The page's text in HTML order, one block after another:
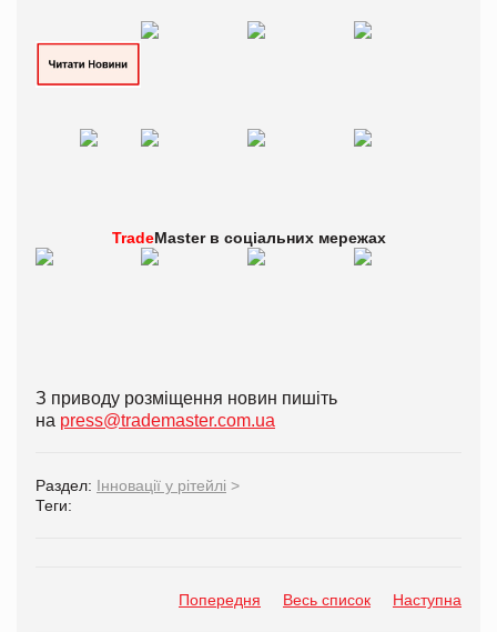
TradeMaster в соціальних мережах
З приводу розміщення новин пишіть
на press@trademaster.com.ua
Раздел: Інновації у рітейлі >
Теги:
Попередня Весь список Наступна